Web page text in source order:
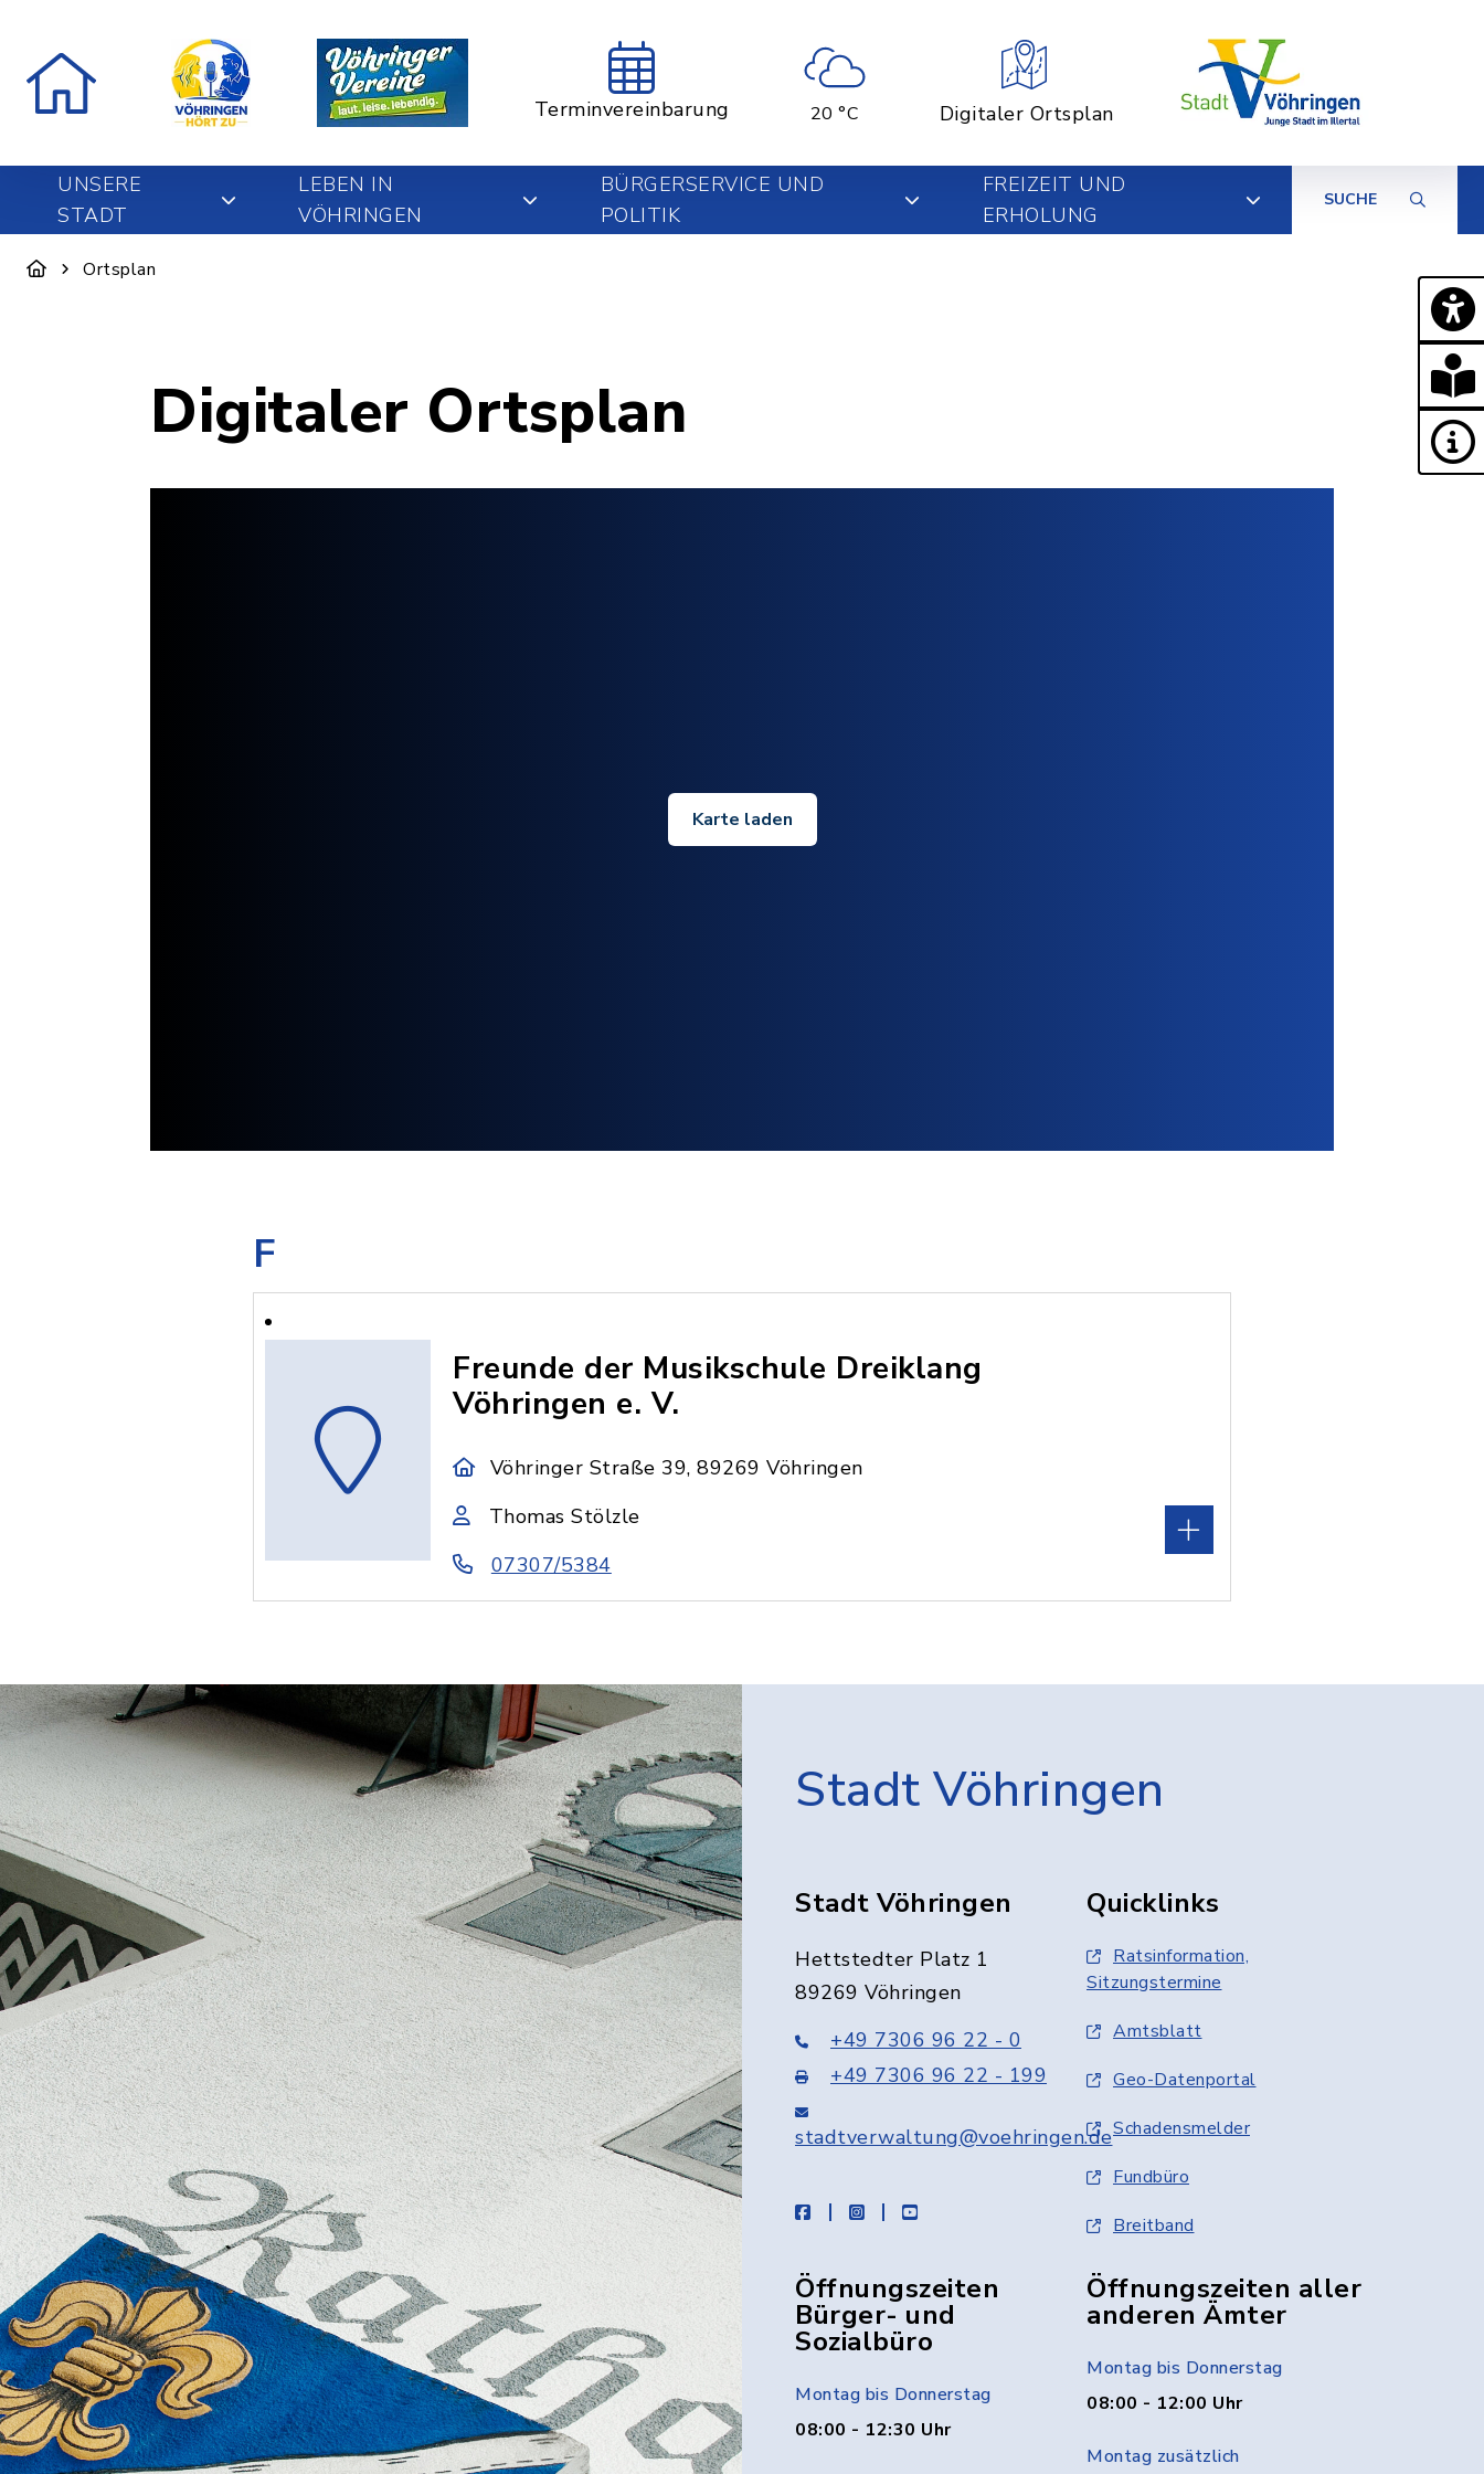
Terminvereinbarung 20 °C Digitaler Ortsplan
UNSERE
STADT
LEBEN IN
VÖHRINGEN
BÜRGERSERVICE UND
POLITIK
FREIZEIT UND
ERHOLUNG
SUCHE
Ortsplan
Digitaler Ortsplan
Karte laden
F
Freunde der Musikschule Dreiklang
Vöhringen e. V.
Vöhringer Straße 39, 89269 Vöhringen
Thomas Stölzle
07307/5384
Stadt Vöhringen
Stadt Vöhringen
Hettstedter Platz 1
89269 Vöhringen
+49 7306 96 22 - 0
+49 7306 96 22 - 199
stadtverwaltung@voehringen.de
facebookinstagramyoutube
Quicklinks
Ratsinformation,
Sitzungstermine
Amtsblatt
Geo-Datenportal
Schadensmelder
Fundbüro
Breitband
Öffnungszeiten
Bürger- und
Sozialbüro
Montag bis Donnerstag
08:00 - 12:30 Uhr
Öffnungszeiten aller
anderen Ämter
Montag bis Donnerstag
08:00 - 12:00 Uhr
Montag zusätzlich